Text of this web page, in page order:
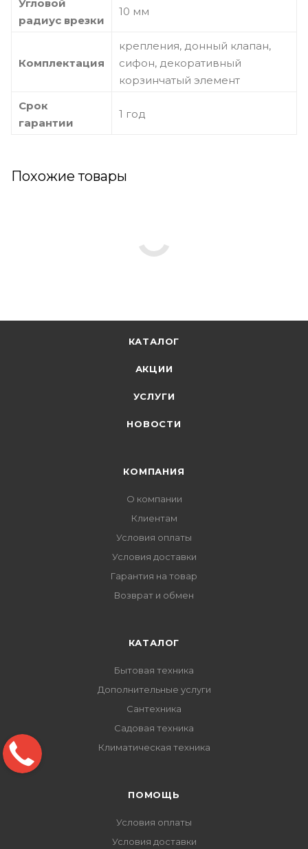
Угловой
радиус врезки
10 мм
Комплектация
крепления, донный клапан,
сифон, декоративный
корзинчатый элемент
Срок
гарантии
1 год
Похожие товары
КАТАЛОГ
АКЦИИ
УСЛУГИ
НОВОСТИ
КОМПАНИЯ
О компании
Клиентам
Условия оплаты
Условия доставки
Гарантия на товар
Возврат и обмен
КАТАЛОГ
Бытовая техника
Дополнительные услуги
Сантехника
Садовая техника
Климатическая техника
ПОМОЩЬ
Условия оплаты
Условия доставки